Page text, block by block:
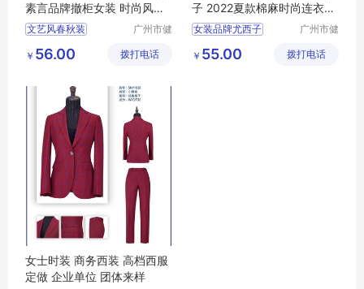
素言品牌撤柜女装 时尚风衣
连衣裙走份
文艺风春秋装
素言品牌撤柜女装
广州市健
限公司
￥ 56.00 拨打电话
子 2022夏款棉麻时尚连衣裙
广州尾货库存
女装品牌尤西子
杭州休闲原创
广州市健
限公司
￥ 55.00 拨打电话
女士时装 商务西装 高档西服
定做 企业单位 团体来样